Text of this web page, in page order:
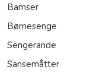
Bamser
Børnesenge
Sengerande
Sansemåtter